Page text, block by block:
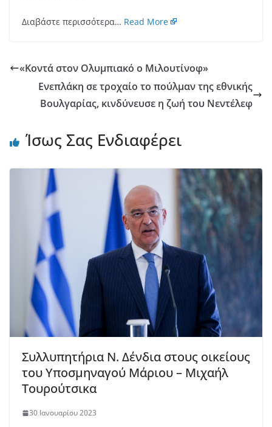
Διαβάστε περισσότερα… Read More
«Κοντά στον Ολυμπιακό ο Μιλουτίνοφ»
Ενεπλάκη σε τροχαίο το πούλμαν της εθνικής
Βουλγαρίας, κινδύνευσε η ζωή του Νεντέλεφ
Ίσως Σας Ενδιαφέρει
Συλλυπητήρια Ν. Δένδια στους οικείους
του Υποσμηναγού Μάριου – Μιχαήλ
Τουρούτσικα
30 Ιανουαρίου 2023